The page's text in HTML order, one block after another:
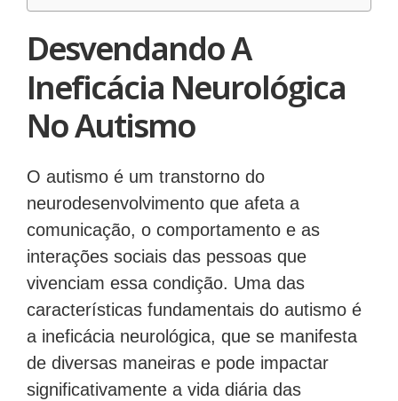
Desvendando A
Ineficácia Neurológica
No Autismo
O autismo é um transtorno do
neurodesenvolvimento que afeta a
comunicação, o comportamento e as
interações sociais das pessoas que
vivenciam essa condição. Uma das
características fundamentais do autismo é
a ineficácia neurológica, que se manifesta
de diversas maneiras e pode impactar
significativamente a vida diária das